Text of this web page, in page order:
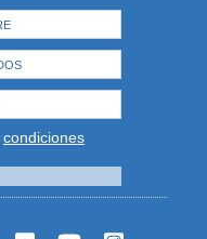
condiciones